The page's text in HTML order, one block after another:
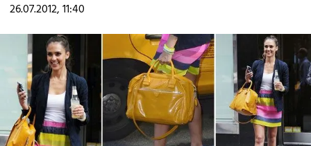
26.07.2012, 11:40